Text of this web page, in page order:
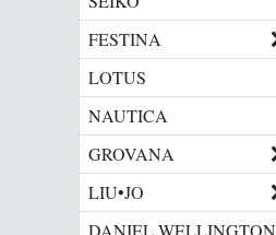
FESTINA
LOTUS
NAUTICA
GROVANA
LIU•JO
DANIEL WELLINGTON